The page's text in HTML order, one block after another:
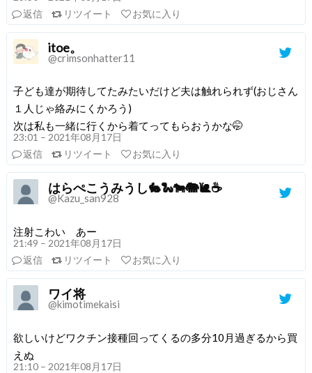
返信
リツイート お気に入り
itoe。
@crimsonhatter11
子ども達が期待してたみたいだけど夫は触れられず(おじさん
１人じゃ絡みにくかろう)
次は私も一緒に行くから着てってもらおうかな🤭
23:01 – 2021年08月17日
返信
リツイート お気に入り
はらぺこうみうし🐇🐍🐄🐘🐌☕️
@Kazu_san928
注射こわい あー
21:49 – 2021年08月17日
返信
リツイート お気に入り
ワイ将
@kimotimekaisi
欲しいけどワクチン接種回ってくるの多分10月過ぎるから買
えぬ
21:10 – 2021年08月17日